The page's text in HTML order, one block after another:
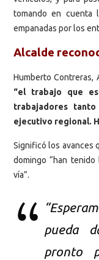
tomando en cuenta
empanadas por los
Alcalde
Humberto Contreras,
“el trabajo que
trabajadores
ejecutivo regional.
Significó los avances
domingo “han
vía”.
pueda
pronto